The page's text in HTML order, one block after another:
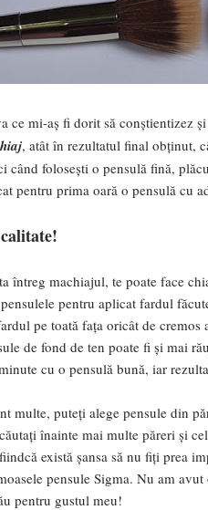
ce mi-aș fi dorit să conștientizez
, atât în rezultatul final obținut,
când folosești o pensulă fină,
pentru prima oară o pensulă cu
întreg machiajul, te poate face
pentru aplicat fardul
pe toată fața oricât de
de fond de ten poate fi și mai
cu o pensulă bună, iar
multe, puteți alege pensule din
înainte mai multe păreri și
există șansa să nu fiți prea
pensule Sigma. Nu am
pentru gustul meu!